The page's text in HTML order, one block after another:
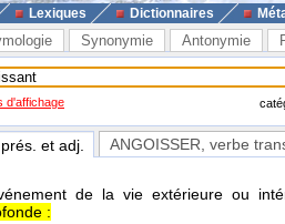
Lexiques Dictionnaires
Synonymie Antonymie
d'affichage
prés. et adj. ANGOISSER , verbe
de la vie extérieure ou
: